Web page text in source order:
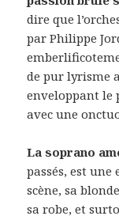
dire que
par Philippe
de pur lyrisme
enveloppant le
avec une
La soprano
passés, est
scène, sa
sa robe, et